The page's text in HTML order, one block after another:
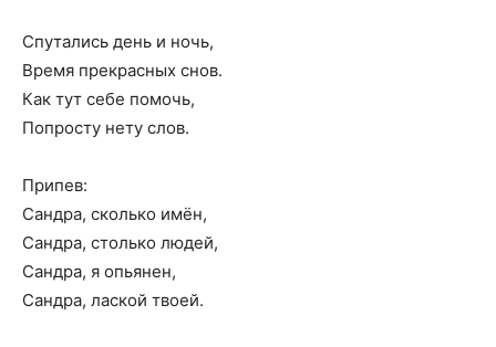
Спутались день и ночь,
Время прекрасных снов.
Как тут себе помочь,
Попросту нету слов.
Припев:
Сандра, сколько имён,
Сандра, столько людей,
Сандра, я опьянен,
Сандра, лаской твоей.